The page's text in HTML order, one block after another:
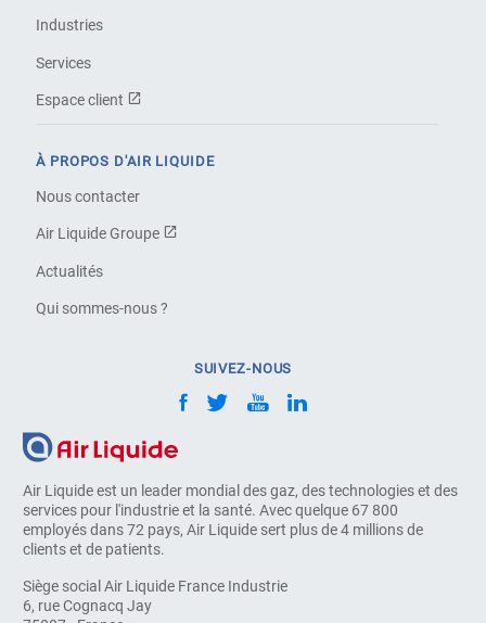
Air Liquide est un leader mondial des gaz, des technologies et des
services pour l'industrie et la santé. Avec quelque 67 800
employés dans 72 pays, Air Liquide sert plus de 4 millions de
clients et de patients.
Siège social Air Liquide France Industrie
6, rue Cognacq Jay
Industries
Services
Espace client
À PROPOS D'AIR LIQUIDE
Nous contacter
Air Liquide Groupe
Actualités
Qui sommes-nous ?
SUIVEZ-NOUS